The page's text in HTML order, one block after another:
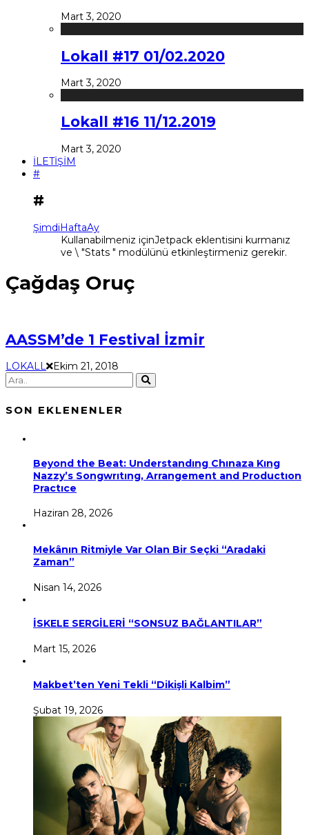
Mart 3, 2020
Lokall #17 01/02.2020
Mart 3, 2020
Lokall #16 11/12.2019
Mart 3, 2020
İLETİŞİM
#
#
ŞimdiHaftaAy
Kullanabilmeniz içinJetpack eklentisini kurmanız
ve \ "Stats " modülünü etkinleştirmeniz gerekir.
Çağdaş Oruç
AASSM’de 1 Festival İzmir
LOKALL Ekim 21, 2018
SON EKLENENLER
Beyond the Beat: Understandıng Chınaza Kıng
Nazzy’s Songwrıtıng, Arrangement and Productıon
Practıce
Haziran 28, 2026
Mekânın Ritmiyle Var Olan Bir Seçki “Aradaki
Zaman”
Nisan 14, 2026
İSKELE SERGİLERİ “SONSUZ BAĞLANTILAR”
Mart 15, 2026
Makbet’ten Yeni Tekli “Dikişli Kalbim”
Şubat 19, 2026